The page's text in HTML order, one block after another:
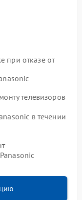
при отказе от
телевизоров
в течении